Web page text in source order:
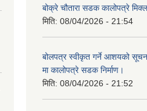
बोक्रे चौतारा सडक कालोपत्रे
मिति: 08/04/2026 - 21:54
बोलपत्र स्वीकृत गर्ने आशयको
मा कालोपत्रे सडक निर्माण।
मिति: 08/04/2026 - 21:52